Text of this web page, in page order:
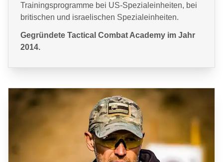
Trainingsprogramme bei US-Spezialeinheiten, bei
britischen und israelischen Spezialeinheiten.
Gegründete Tactical Combat Academy im Jahr
2014.